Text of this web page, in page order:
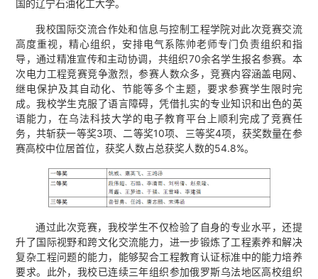
国的辽宁石油化工大学。
我校国际交流合作处和信息与控制工程学院对此次竞赛交流
高度重视，精心组织，安排电气系陈帅老师专门负责组织和指
导，通过精准宣传和主动协调，共组织70余名学生报名参赛。本
次电力工程竞赛竞争激烈，参赛人数众多，竞赛内容涵盖电网、
继电保护及其自动化、节能等多个主题，要求参赛学生限时完
成。我校学生克服了语言障碍，凭借扎实的专业知识和出色的英
语能力，在乌法科技大学的电子教育平台上顺利完成了竞赛任
务，共斩获一等奖3项、二等奖10项、三等奖4项，获奖数量在参
赛高校中位居首位，获奖人数占总获奖人数的54.8%。
通过此次竞赛，我校学生不仅检验了自身的专业水平，还提
升了国际视野和跨文化交流能力，进一步锻炼了工程素养和解决
复杂工程问题的能力，能够契合工程教育认证标准中的能力培养
要求。此外，我校已连续三年组织参加俄罗斯乌法地区高校组织